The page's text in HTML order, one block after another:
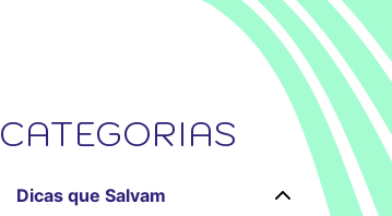
CATEGORIAS
Dicas que Salvam